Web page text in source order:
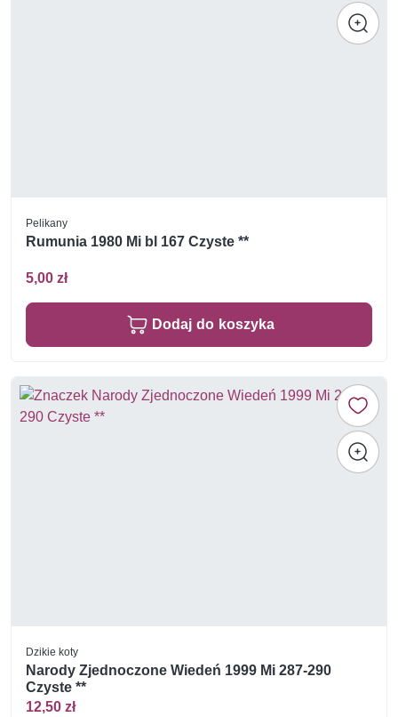
Pelikany
Rumunia 1980 Mi bl 167 Czyste **
5,00 zł
Dodaj do koszyka
Dzikie koty
Narody Zjednoczone Wiedeń 1999 Mi 287-290
Czyste **
12,50 zł